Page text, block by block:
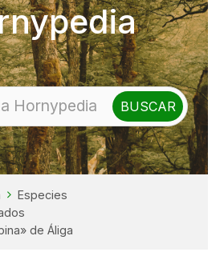
Especies
de Áliga